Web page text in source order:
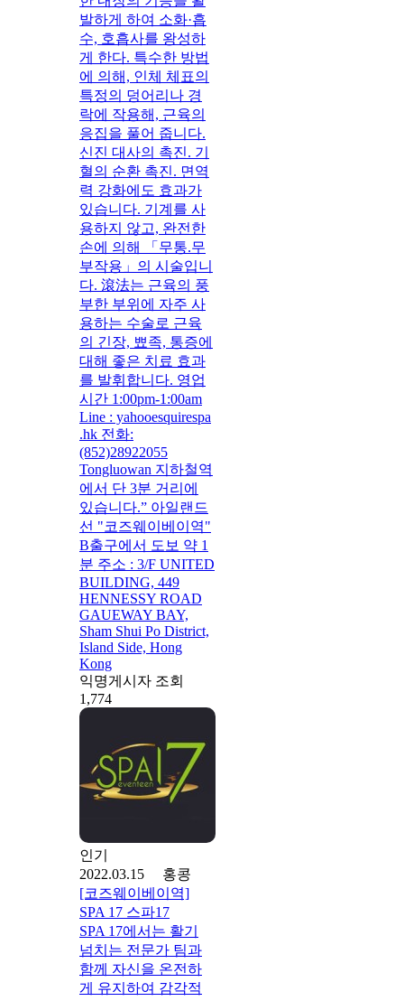
발하게 하여 소화·흡
수, 호흡사를 왕성하
게 한다. 특수한 방법
에 의해, 인체 체표의
특정의 덩어리나 경
락에 작용해, 근육의
응집을 풀어 줍니다.
신진 대사의 촉진. 기
혈의 순환 촉진. 면역
력 강화에도 효과가
있습니다. 기계를 사
용하지 않고, 완전한
손에 의해 「무통.무
부작용」의 시술입니
다. 滾法는 근육의 풍
부한 부위에 자주 사
용하는 수술로 근육
의 긴장, 뾰족, 통증에
대해 좋은 치료 효과
를 발휘합니다. 영업
시간 1:00pm-1:00am
Line : yahooesquirespa
.hk 전화:
(852)28922055
Tongluowan 지하철역
에서 단 3분 거리에
있습니다.” 아일랜드
선 "코즈웨이베이역"
B출구에서 도보 약 1
분 주소 : 3/F UNITED
BUILDING, 449
HENNESSY ROAD
GAUEWAY BAY,
Sham Shui Po District,
Island Side, Hong
Kong
익명게시자 조회
1,774
인기
2022.03.15 홍콩
[코즈웨이베이역]
SPA 17 스파17
SPA 17에서는 활기
넘치는 전문가 팀과
함께 자신을 온전하
게 유지하여 감각적